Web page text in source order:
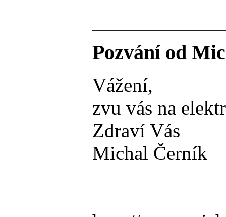
Pozvání od
Vážení,
zvu vás na
Zdraví Vás
Michal Černík